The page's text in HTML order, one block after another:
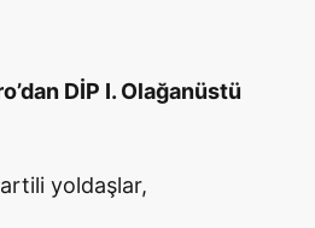
DİP I. Olağanüstü
yoldaşlar,